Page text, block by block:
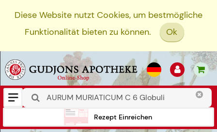
Diese Website nutzt Cookies, um bestmögliche
Funktionalität bieten zu können.
Ok
Rezept Einreichen